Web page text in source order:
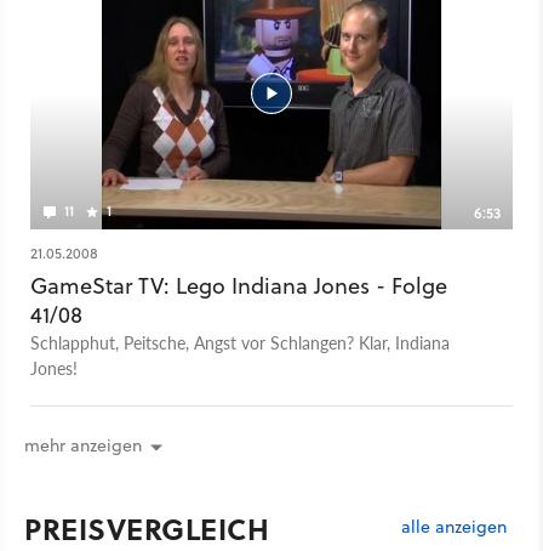
11 1 6:53
21.05.2008
GameStar TV: Lego Indiana Jones - Folge
41/08
Schlapphut, Peitsche, Angst vor Schlangen? Klar, Indiana
Jones!
mehr anzeigen
PREISVERGLEICH alle anzeigen